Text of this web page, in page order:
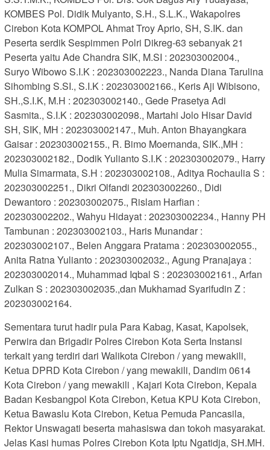
KOMBES Pol. Didik Mulyanto, S.H., S.L.K., Wakapolres
Cirebon Kota KOMPOL Ahmat Troy Aprio, SH, S.IK. dan
Peserta serdik Sespimmen Polri Dikreg-63 sebanyak 21
Peserta yaitu Ade Chandra SIK, M.SI : 202303002004.,
Suryo Wibowo S.I.K : 202303002223., Nanda Diana Tarulina
Sihombing S.SI., S.I.K : 202303002166., Keris Aji Wibisono,
SH.,S.I.K, M.H : 202303002140., Gede Prasetya Adi
Sasmita., S.I.K : 202303002098., Martahi Jolo Hisar David
SH, SIK, MH : 202303002147., Muh. Anton Bhayangkara
Gaisar : 202303002155., R. Bimo Moernanda, SIK.,MH :
202303002182., Dodik Yulianto S.I.K : 202303002079., Harry
Mulia Simarmata, S.H : 202303002108., Aditya Rochaulia S :
202303002251., Dikri Olfandi 202303002260., Didi
Dewantoro : 202303002075., Rislam Harfian :
202303002202., Wahyu Hidayat : 202303002234., Hanny PH
Tambunan : 202303002103., Haris Munandar :
202303002107., Belen Anggara Pratama : 202303002055.,
Anita Ratna Yulianto : 202303002032., Agung Pranajaya :
202303002014., Muhammad Iqbal S : 202303002161., Arfan
Zulkan S : 202303002035.,dan Mukhamad Syarifudin Z :
202303002164.
Sementara turut hadir pula Para Kabag, Kasat, Kapolsek,
Perwira dan Brigadir Polres Cirebon Kota Serta Instansi
terkait yang terdiri dari Walikota Cirebon / yang mewakili,
Ketua DPRD Kota Cirebon / yang mewakili, Dandim 0614
Kota Cirebon / yang mewakili , Kajari Kota Cirebon, Kepala
Badan Kesbangpol Kota Cirebon, Ketua KPU Kota Cirebon,
Ketua Bawaslu Kota Cirebon, Ketua Pemuda Pancasila,
Rektor Unswagati beserta mahasiswa dan tokoh masyarakat.
Jelas Kasi humas Polres Cirebon Kota Iptu Ngatidja, SH.MH.